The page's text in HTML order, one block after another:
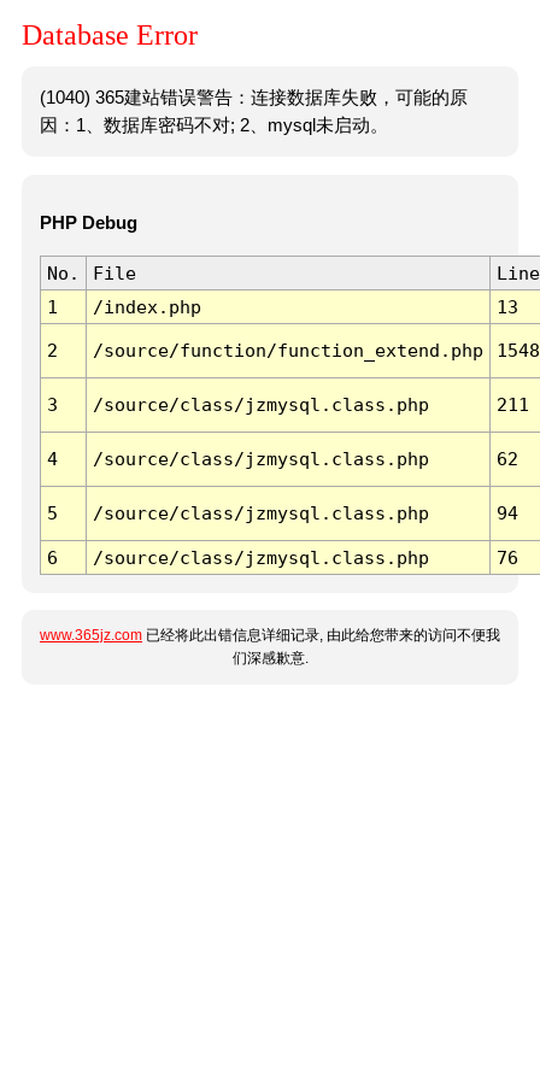
Database Error
(1040) 365建站错误警告：连接数据库失败，可能的原
因：1、数据库密码不对; 2、mysql未启动。
PHP Debug
No. File
Line
1
/index.php 13
2 /source/function/function_extend.php 1548
3 /source/class/jzmysql.class.php 211
4 /source/class/jzmysql.class.php 62
5 /source/class/jzmysql.class.php 94
6 /source/class/jzmysql.class.php 76
www.365jz.com 已经将此出错信息详细记录, 由此给您带来的访问不便我
们深感歉意.